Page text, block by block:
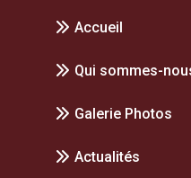
Accueil
Qui sommes-
Galerie Photos
Actualités